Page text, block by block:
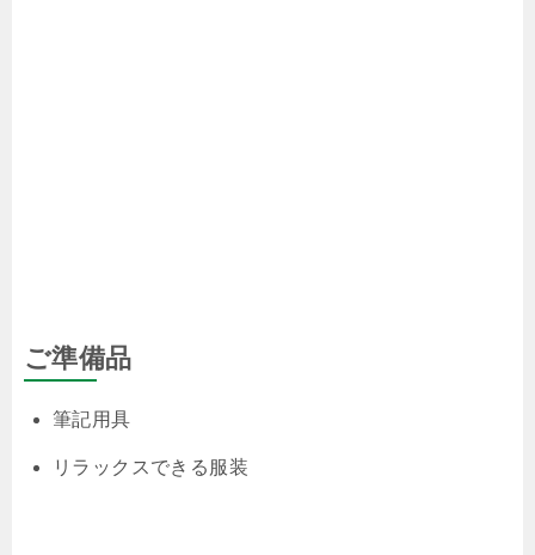
ご準備品
筆記用具
リラックスできる服装